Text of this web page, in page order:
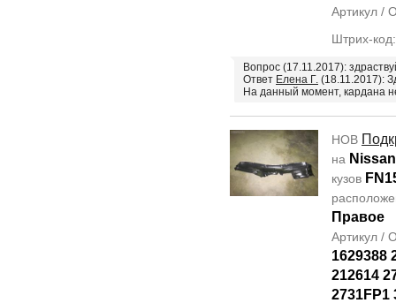
Артикул /
Штрих-
Вопрос (17.11.2017):
Ответ Елена Г. (18.11.2017):
На данный момент, кардана
НОВ
на
кузов
Правое
Артикул /
1629388
212614
2731FP1